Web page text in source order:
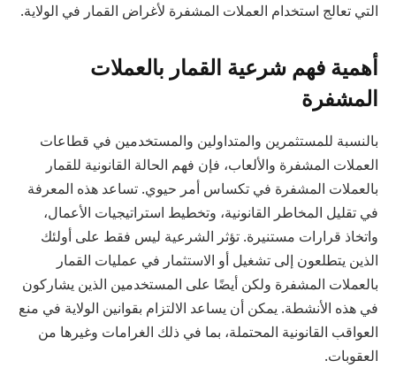
التي تعالج استخدام العملات المشفرة لأغراض القمار في الولاية.
أهمية فهم شرعية القمار بالعملات
المشفرة
بالنسبة للمستثمرين والمتداولين والمستخدمين في قطاعات
العملات المشفرة والألعاب، فإن فهم الحالة القانونية للقمار
بالعملات المشفرة في تكساس أمر حيوي. تساعد هذه المعرفة
في تقليل المخاطر القانونية، وتخطيط استراتيجيات الأعمال،
واتخاذ قرارات مستنيرة. تؤثر الشرعية ليس فقط على أولئك
الذين يتطلعون إلى تشغيل أو الاستثمار في عمليات القمار
بالعملات المشفرة ولكن أيضًا على المستخدمين الذين يشاركون
في هذه الأنشطة. يمكن أن يساعد الالتزام بقوانين الولاية في منع
العواقب القانونية المحتملة، بما في ذلك الغرامات وغيرها من
العقوبات.